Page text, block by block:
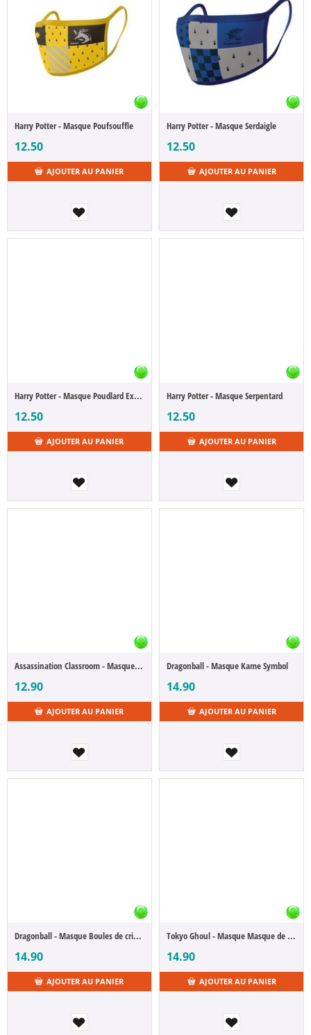
Harry Potter - Masque Poufsouffle
12.50
AJOUTER AU PANIER
Harry Potter - Masque Serdaigle
12.50
AJOUTER AU PANIER
Harry Potter - Masque Poudlard Express
12.50
AJOUTER AU PANIER
Harry Potter - Masque Serpentard
12.50
AJOUTER AU PANIER
Assassination Classroom - Masque Koro-Sensei
12.90
AJOUTER AU PANIER
Dragonball - Masque Kame Symbol
14.90
AJOUTER AU PANIER
Dragonball - Masque Boules de cristal
14.90
AJOUTER AU PANIER
Tokyo Ghoul - Masque Masque de Kaneki
14.90
AJOUTER AU PANIER